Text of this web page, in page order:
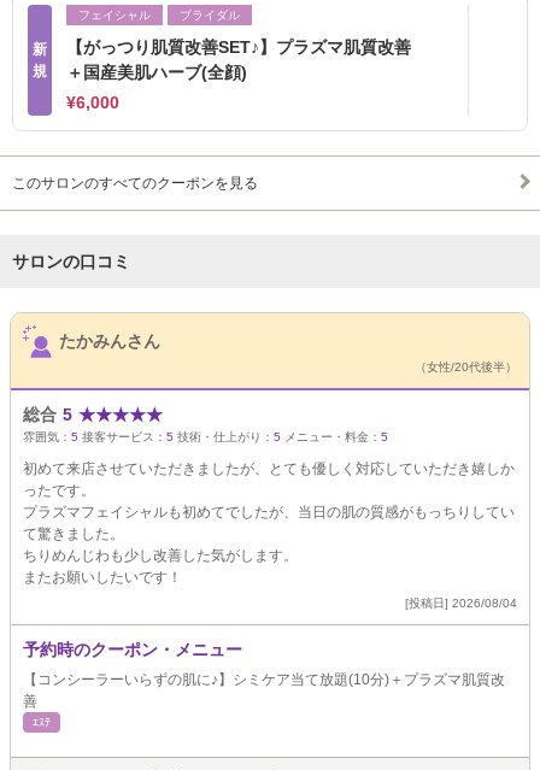
新
規
フェイシャル ブライダル
【がっつり肌質改善SET♪】プラズマ肌質改善
＋国産美肌ハーブ(全顔)
¥6,000
このサロンのすべてのクーポンを見る
サロンの口コミ
サロンPick Up
たかみんさん
（女性/20代後半）
総合 5 ★★★★★
雰囲気： 5 接客サービス： 5 技術・仕上がり： 5 メニュー・料金： 5
初めて来店させていただきましたが、とても優しく対応していただき嬉しか
ったです。
プラズマフェイシャルも初めてでしたが、当日の肌の質感がもっちりしてい
て驚きました。
ちりめんじわも少し改善した気がします。
またお願いしたいです！
[投稿日] 2026/08/04
予約時のクーポン・メニュー
【コンシーラーいらずの肌に♪】シミケア当て放題(10分)＋プラズマ肌質改
善
ｴｽﾃ